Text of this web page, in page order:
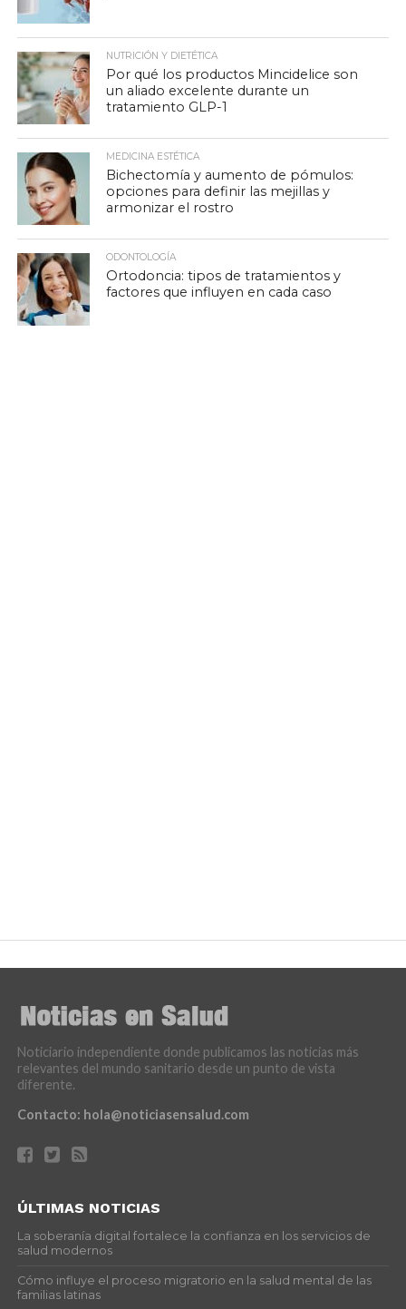
NUTRICIÓN Y DIETÉTICA
Por qué los productos Mincidelice son
un aliado excelente durante un
tratamiento GLP-1
MEDICINA ESTÉTICA
Bichectomía y aumento de pómulos:
opciones para definir las mejillas y
armonizar el rostro
ODONTOLOGÍA
Ortodoncia: tipos de tratamientos y
factores que influyen en cada caso
Noticiario independiente donde publicamos las noticias más
relevantes del mundo sanitario desde un punto de vista
diferente.
Contacto: hola@noticiasensalud.com
ÚLTIMAS NOTICIAS
La soberanía digital fortalece la confianza en los servicios de
salud modernos
Cómo influye el proceso migratorio en la salud mental de las
familias latinas